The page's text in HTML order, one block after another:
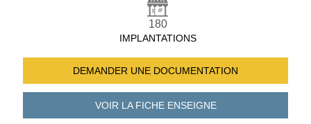
180
IMPLANTATIONS
DEMANDER UNE DOCUMENTATION
VOIR LA FICHEENSEIGNE